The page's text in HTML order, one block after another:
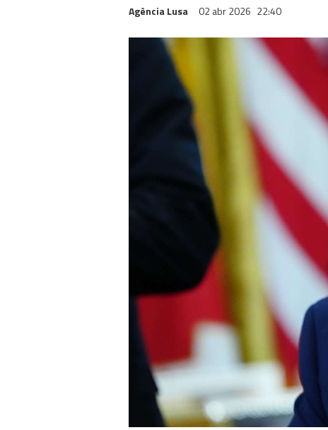
Agência Lusa 02 abr 2026 22:40